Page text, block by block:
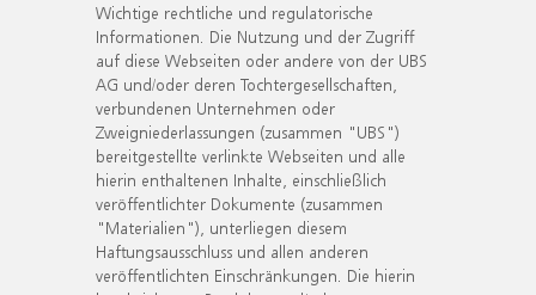
Wichtige rechtliche und regulatorische
Informationen. Die Nutzung und der Zugriff
auf diese Webseiten oder andere von der UBS
AG und/oder deren Tochtergesellschaften,
verbundenen Unternehmen oder
Zweigniederlassungen (zusammen "UBS")
bereitgestellte verlinkte Webseiten und alle
hierin enthaltenen Inhalte, einschließlich
veröffentlichter Dokumente (zusammen
"Materialien"), unterliegen diesem
Haftungsausschluss und allen anderen
veröffentlichten Einschränkungen. Die hierin